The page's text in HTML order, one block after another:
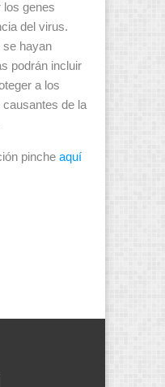
los genes
del virus.
se hayan
podrán incluir
a los
de la
pinche aquí